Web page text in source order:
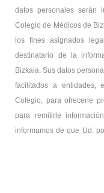
datos personales serán
Colegio de Médicos de
los fines asignados
destinatario de la
Bizkaia. Sus datos
facilitados a entidades,
Colegio, para ofrecerle
para remitirle
informamos de que Ud.